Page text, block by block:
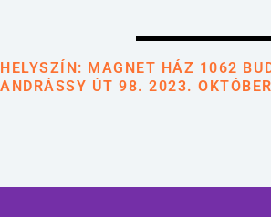
HELYSZÍN: MAGNET HÁZ 1062
ANDRÁSSY ÚT 98. 2023.